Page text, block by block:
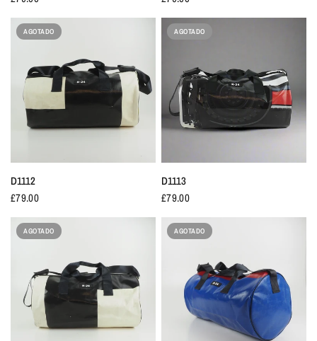
AGOTADO
D1112
£79.00
AGOTADO
D1113
£79.00
AGOTADO AGOTADO